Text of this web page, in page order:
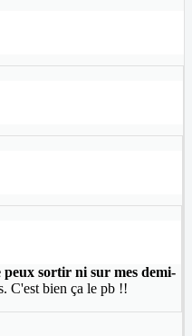
peux sortir ni sur mes demi-
C'est bien ça le pb !!